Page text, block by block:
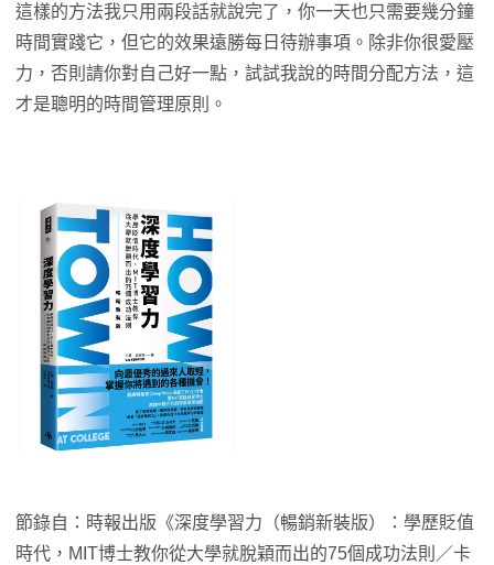
這樣的方法我只用兩段話就說完了，你一天也只需要幾分鐘
時間實踐它，但它的效果遠勝每日待辦事項。除非你很愛壓
力，否則請你對自己好一點，試試我說的時間分配方法，這
才是聰明的時間管理原則。
節錄自：時報出版《深度學習力（暢銷新裝版）：學歷貶值
時代，MIT博士教你從大學就脫穎而出的75個成功法則／卡